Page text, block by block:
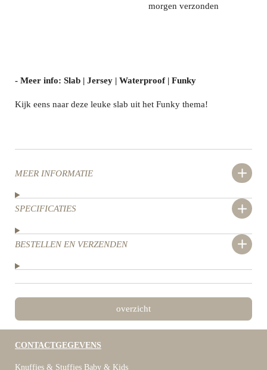
morgen verzonden
- Meer info: Slab | Jersey | Waterproof | Funky
Kijk eens naar deze leuke slab uit het Funky thema!
MEER INFORMATIE
SPECIFICATIES
BESTELLEN EN VERZENDEN
overzicht
CONTACTGEGEVENS
Knuffies & Stuffies Baby & Kids